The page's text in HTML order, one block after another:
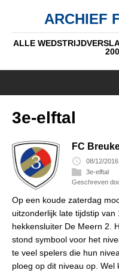
ARCHIEF
ALLE
PUPIL V/D WEEK
AUTEURS
ALGEMEEN
DATUM
3e-elftal
FC
08/12/2016
3e-elftal
Geschreven
Op een koude zaterdag
uitzonderlijk late tijdstip
hekkensluiter De Meern 2.
stond symbool voor het
te veel spelers die hun
ploeg op dit niveau op. Wel